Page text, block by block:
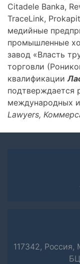
Citadele Banka,
TraceLink,
медийные
промышленные
завод «Власть
торговли
квалификации
подтверждается
международных
Lawyers,
117342, Россия,